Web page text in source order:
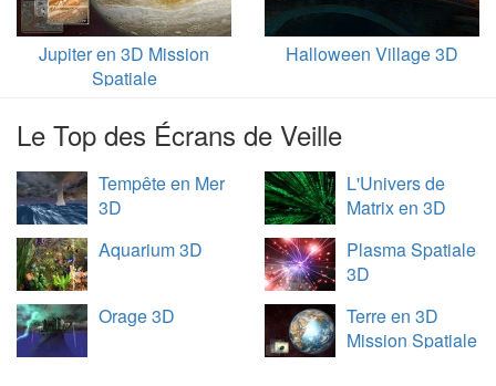
Jupiter en 3D Mission
Spatiale
Halloween Village 3D
Le Top des Écrans de Veille
Tempête en Mer
3D
L'Univers de
Matrix en 3D
Aquarium 3D
Plasma Spatiale
3D
Orage 3D
Terre en 3D
Mission Spatiale